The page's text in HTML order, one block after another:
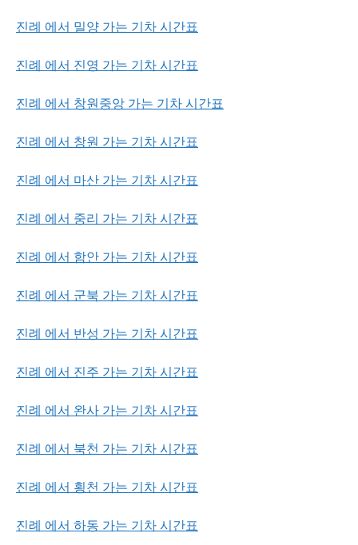
진례 에서 밀양 가는 기차 시간표
진례 에서 진영 가는 기차 시간표
진례 에서 창원중앙 가는 기차 시간표
진례 에서 창원 가는 기차 시간표
진례 에서 마산 가는 기차 시간표
진례 에서 중리 가는 기차 시간표
진례 에서 함안 가는 기차 시간표
진례 에서 군북 가는 기차 시간표
진례 에서 반성 가는 기차 시간표
진례 에서 진주 가는 기차 시간표
진례 에서 완사 가는 기차 시간표
진례 에서 북천 가는 기차 시간표
진례 에서 횡천 가는 기차 시간표
진례 에서 하동 가는 기차 시간표